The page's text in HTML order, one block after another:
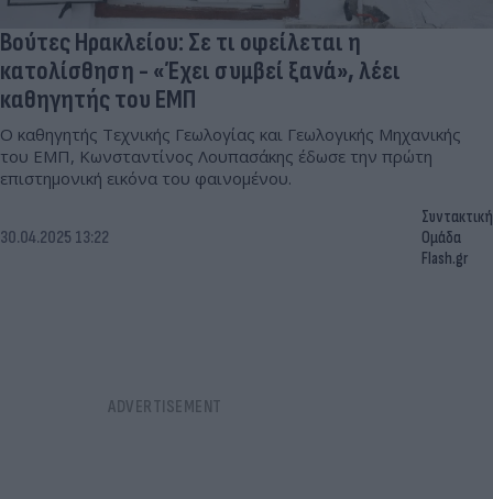
Βούτες Ηρακλείου: Σε τι οφείλεται η
κατολίσθηση - «Έχει συμβεί ξανά», λέει
καθηγητής του ΕΜΠ
Ο καθηγητής Τεχνικής Γεωλογίας και Γεωλογικής Μηχανικής
του ΕΜΠ, Κωνσταντίνος Λουπασάκης έδωσε την πρώτη
επιστημονική εικόνα του φαινομένου.
30.04.2025 13:22
Συντακτική
Ομάδα
Flash.gr